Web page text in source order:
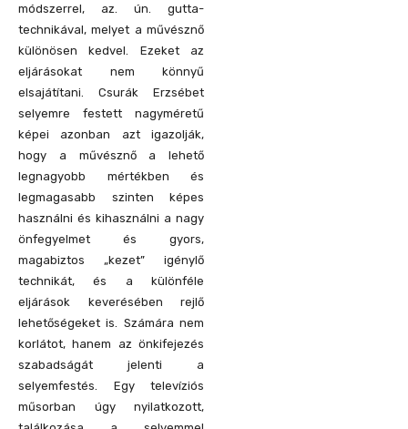
módszerrel, az. ún. gutta-
technikával, melyet a művésznő
különösen kedvel. Ezeket az
eljárásokat nem könnyű
elsajátítani. Csurák Erzsébet
selyemre festett nagyméretű
képei azonban azt igazolják,
hogy a művésznő a lehető
legnagyobb mértékben és
legmagasabb szinten képes
használni és kihasználni a nagy
önfegyelmet és gyors,
magabiztos „kezet” igénylő
technikát, és a különféle
eljárások keverésében rejlő
lehetőségeket is. Számára nem
korlátot, hanem az önkifejezés
szabadságát jelenti a
selyemfestés. Egy televíziós
műsorban úgy nyilatkozott,